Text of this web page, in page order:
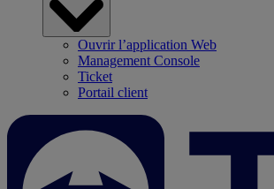
Ouvrir l’application Web
Management Console
Ticket
Portail client